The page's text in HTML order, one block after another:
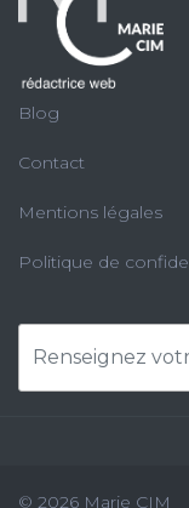
Blog
Contact
Mentions légales
Politique de
© 2026 Marie CIM